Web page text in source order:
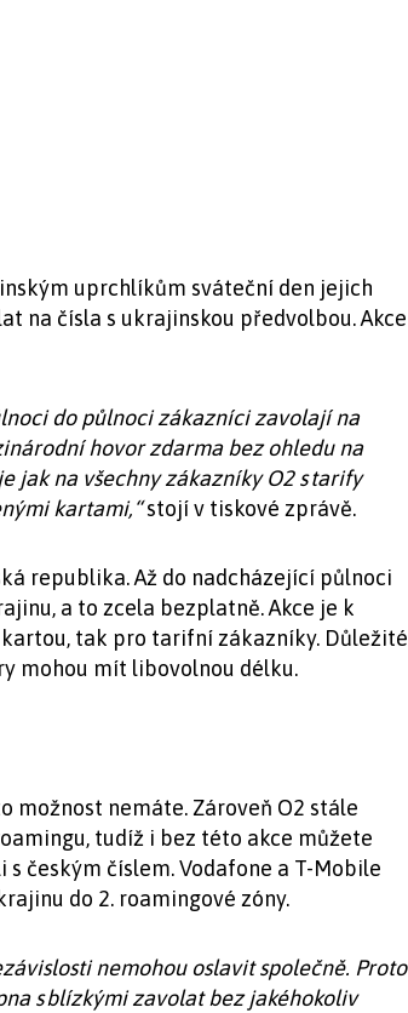
uprchlíkům sváteční den jejich
na čísla s ukrajinskou předvolbou. Akce
do půlnoci zákazníci zavolají na
hovor zdarma bez ohledu na
jak na všechny zákazníky O2 s tarify
kartami,“stojí v tiskové zprávě.
republika. Až do nadcházející půlnoci
a to zcela bezplatně. Akce je k
tak pro tarifní zákazníky. Důležité
mohou mít libovolnou délku.
možnost nemáte. Zároveň O2 stále
tudíž i bez této akce můžete
českým číslem. Vodafone a T-Mobile
do 2. roamingové zóny.
nemohou oslavit společně. Proto
s blízkými zavolat bez jakéhokoliv